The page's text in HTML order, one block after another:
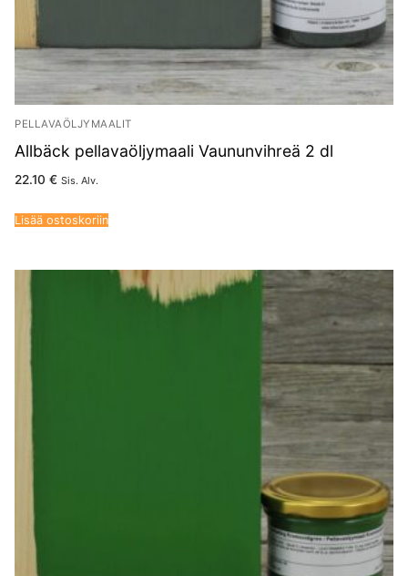
PELLAVAÖLJYMAALIT
Allbäck pellavaöljymaali Vaununvihreä 2 dl
22.10 € Sis. Alv.
Lisää ostoskoriin